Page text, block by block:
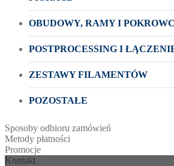
OBUDOWY, RAMY I
POSTPROCESSING I
ZESTAWY FILAMENTÓW
POZOSTAŁE
Sposoby odbioru zamówień
Metody płatności
Promocje
Kontakt